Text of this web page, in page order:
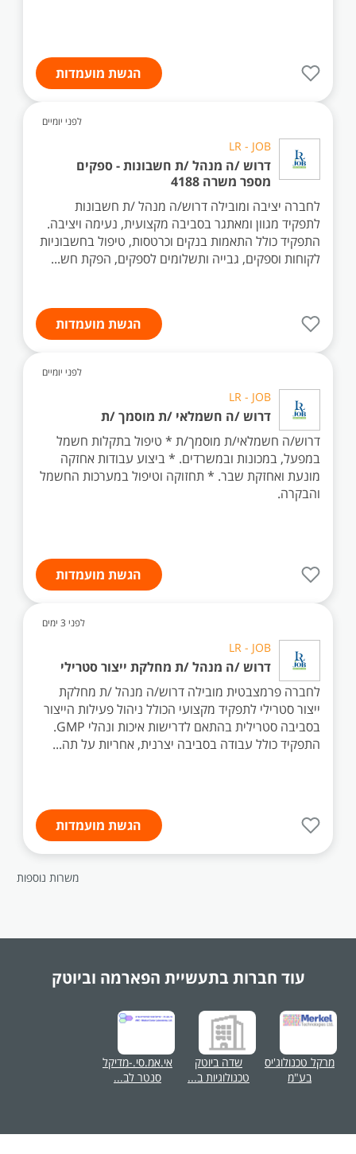
הגשת מועמדות
לפני יומיים
LR - JOB
דרוש /ה מנהל /ת חשבונות - ספקים
מספר משרה 4188
לחברה יציבה ומובילה דרוש/ה מנהל /ת חשבונות
לתפקיד מגוון ומאתגר בסביבה מקצועית, נעימה ויציבה.
התפקיד כולל התאמות בנקים וכרטסות, טיפול בחשבוניות
לקוחות וספקים, גבייה ותשלומים לספקים, הפקת חש...
הגשת מועמדות
לפני יומיים
LR - JOB
דרוש /ה חשמלאי /ת מוסמך /ת
דרוש/ה חשמלאי/ת מוסמך/ת * טיפול בתקלות חשמל
במפעל, במכונות ובמשרדים. * ביצוע עבודות אחזקה
מונעת ואחזקת שבר. * תחזוקה וטיפול במערכות החשמל
והבקרה.
הגשת מועמדות
לפני 3 ימים
LR - JOB
דרוש /ה מנהל /ת מחלקת ייצור סטרילי
לחברה פרמצבטית מובילה דרוש/ה מנהל /ת מחלקת
ייצור סטרילי לתפקיד מקצועי הכולל ניהול פעילות הייצור
בסביבה סטרילית בהתאם לדרישות איכות ונהלי GMP.
התפקיד כולל עבודה בסביבה יצרנית, אחריות על תה...
הגשת מועמדות
משרות נוספות
עוד חברות בתעשיית הפארמה וביוטק
מרקל טכנולוג'יס
בע"מ
שדה ביוטק
טכנולוגיות ב...
אי.אמ.סי.-מדיקל
סנטר לב...